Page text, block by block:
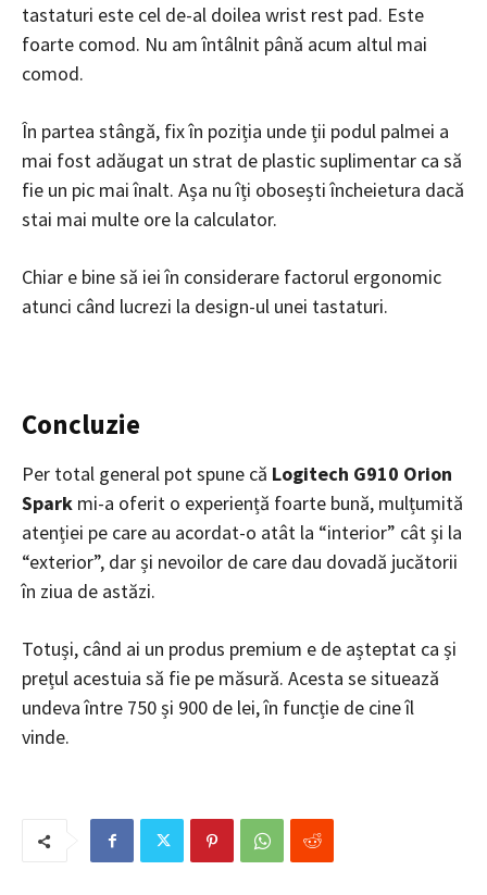
tastaturi este cel de-al doilea wrist rest pad. Este
foarte comod. Nu am întâlnit până acum altul mai
comod.
În partea stângă, fix în poziția unde ții podul palmei a
mai fost adăugat un strat de plastic suplimentar ca să
fie un pic mai înalt. Așa nu îți obosești încheietura dacă
stai mai multe ore la calculator.
Chiar e bine să iei în considerare factorul ergonomic
atunci când lucrezi la design-ul unei tastaturi.
Concluzie
Per total general pot spune că Logitech G910 Orion
Spark mi-a oferit o experiență foarte bună, mulțumită
atenției pe care au acordat-o atât la “interior” cât și la
“exterior”, dar și nevoilor de care dau dovadă jucătorii
în ziua de astăzi.
Totuși, când ai un produs premium e de așteptat ca și
prețul acestuia să fie pe măsură. Acesta se situează
undeva între 750 și 900 de lei, în funcție de cine îl
vinde.